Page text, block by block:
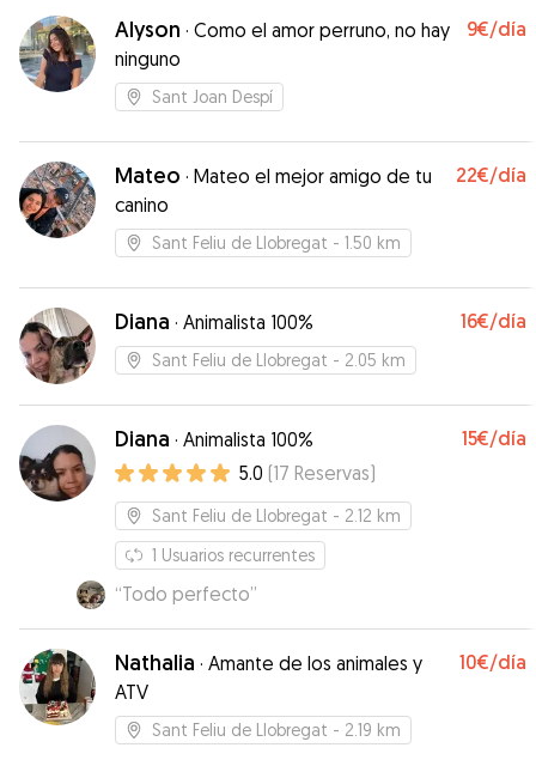
encontraba Ninu y se nota que ha estado
fenomenal. Sin lugar a dudas repetiremos con
David 😊
Alyson · Como el amor perruno, no hay
ninguno
9€/día
Sant Joan Despí
Mateo · Mateo el mejor amigo de tu
canino
22€/día
Sant Feliu de Llobregat - 1.50 km
Diana · Animalista 100% 16€/día
Sant Feliu de Llobregat - 2.05 km
Diana · Animalista 100% 15€/día
5.0 (17 Reservas)
Sant Feliu de Llobregat - 2.12 km
1 Usuarios recurrentes
“Todo perfecto”
Nathalia · Amante de los animales y
ATV
10€/día
Sant Feliu de Llobregat - 2.19 km